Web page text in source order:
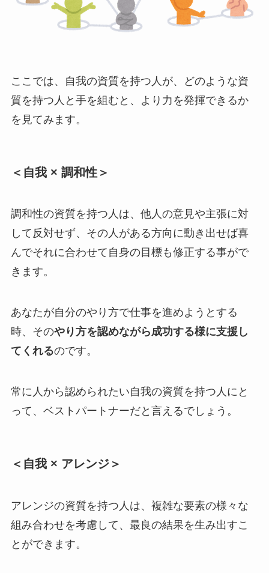
ここでは、自我の資質を持つ人が、どのような資
質を持つ人と手を組むと、より力を発揮できるか
を見てみます。
＜自我 × 調和性＞
調和性の資質を持つ人は、他人の意見や主張に対
して反対せず、その人がある方向に動き出せば喜
んでそれに合わせて自身の目標も修正する事がで
きます。
あなたが自分のやり方で仕事を進めようとする
時、そのやり方を認めながら成功する様に支援し
てくれるのです。
常に人から認められたい自我の資質を持つ人にと
って、ベストパートナーだと言えるでしょう。
＜自我 × アレンジ＞
アレンジの資質を持つ人は、複雑な要素の様々な
組み合わせを考慮して、最良の結果を生み出すこ
とができます。